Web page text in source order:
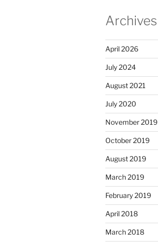
Archives
April 2026
July 2024
August 2021
July 2020
November 2019
October 2019
August 2019
March 2019
February 2019
April 2018
March 2018